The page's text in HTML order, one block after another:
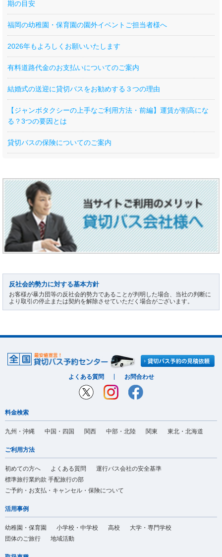
期の目安
福岡の幼稚園・保育園の園外イベントご担当者様へ
2026年もよろしくお願いいたします
有料道路代金のお支払いについてのご案内
結婚式の送迎に貸切バスをお勧めする３つの理由
【ジャンボタクシーの上手なご利用方法・前編】運賃が割高にな
る？3つの要因とは
貸切バスの保険についてのご案内
反社会的勢力に対する基本方針
お客様が暴力団等の反社会的勢力であることが判明した場合、当社の判断に
より取引の停止または契約を解除させていただく場合がございます。
よくある質問 お問合わせ
料金検索
九州・沖縄 中国・四国 関西 中部・北陸 関東 東北・北海道
ご利用方法
初めての方へ よくある質問
運行バス会社の安全基準
標準旅行業約款 手配旅行の部
ご予約・お支払・キャンセル・保険について
活用事例
幼稚園・保育園 小学校・中学校 高校
大学・専門学校
団体のご旅行
地域活動